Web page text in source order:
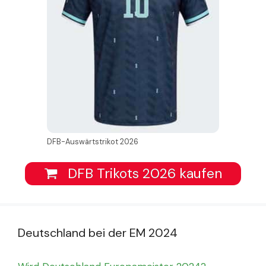
DFB-Auswärtstrikot 2026
DFB Trikots 2026 kaufen
Deutschland bei der EM 2024